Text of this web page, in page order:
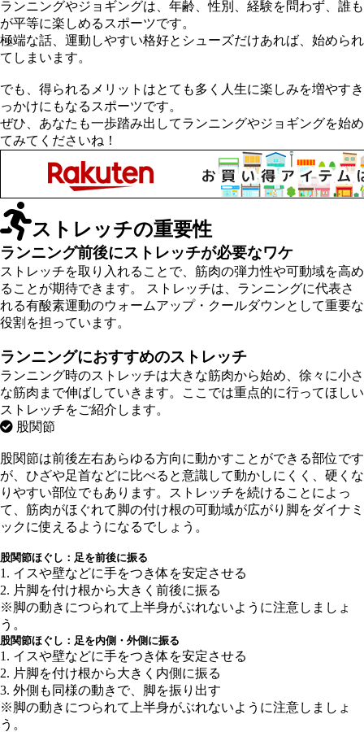
ランニングやジョギングは、年齢、性別、経験を問わず、誰も
が平等に楽しめるスポーツです。
極端な話、運動しやすい格好とシューズだけあれば、始められ
てしまいます。
でも、得られるメリットはとても多く人生に楽しみを増やすき
っかけにもなるスポーツです。
ぜひ、あなたも一歩踏み出してランニングやジョギングを始め
てみてくださいね！
ストレッチの重要性
ランニング前後にストレッチが必要なワケ
ストレッチを取り入れることで、筋肉の弾力性や可動域を高め
ることが期待できます。 ストレッチは、ランニングに代表さ
れる有酸素運動のウォームアップ・クールダウンとして重要な
役割を担っています。
ランニングにおすすめのストレッチ
ランニング時のストレッチは大きな筋肉から始め、徐々に小さ
な筋肉まで伸ばしていきます。ここでは重点的に行ってほしい
ストレッチをご紹介します。
股関節
股関節は前後左右あらゆる方向に動かすことができる部位です
が、ひざや足首などに比べると意識して動かしにくく、硬くな
りやすい部位でもあります。ストレッチを続けることによっ
て、筋肉がほぐれて脚の付け根の可動域が広がり脚をダイナミ
ックに使えるようになるでしょう。
股関節ほぐし：足を前後に振る
1. イスや壁などに手をつき体を安定させる
2. 片脚を付け根から大きく前後に振る
※脚の動きにつられて上半身がぶれないように注意しましょ
う。
股関節ほぐし：足を内側・外側に振る
1. イスや壁などに手をつき体を安定させる
2. 片脚を付け根から大きく内側に振る
3. 外側も同様の動きで、脚を振り出す
※脚の動きにつられて上半身がぶれないように注意しましょ
う。